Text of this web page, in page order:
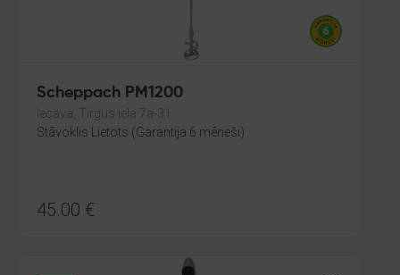
Scheppach PM1200
Iecava, Tirgus iela 7a-31
Stāvoklis Lietots (Garantija 6 mēneši)
45.00 €